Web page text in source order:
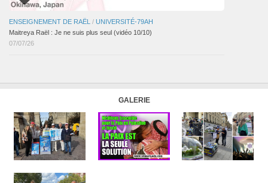
ENSEIGNEMENT DE RAËL / UNIVERSITÉ-79AH
Maitreya Raël : Je ne suis plus seul (vidéo 10/10)
07/07/26
GALERIE